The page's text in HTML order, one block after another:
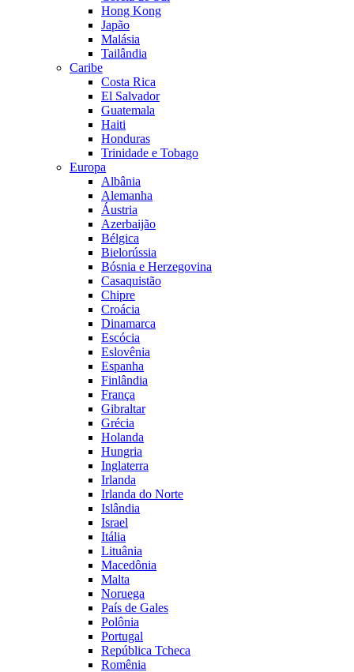
Hong Kong
Japão
Malásia
Tailândia
Caribe
Costa Rica
El Salvador
Guatemala
Haiti
Honduras
Trinidade e Tobago
Europa
Albânia
Alemanha
Áustria
Azerbaijão
Bélgica
Bielorússia
Bósnia e Herzegovina
Casaquistão
Chipre
Croácia
Dinamarca
Escócia
Eslovênia
Espanha
Finlândia
França
Gibraltar
Grécia
Holanda
Hungria
Inglaterra
Irlanda
Irlanda do Norte
Islândia
Israel
Itália
Lituânia
Macedônia
Malta
Noruega
País de Gales
Polônia
Portugal
República Tcheca
Romênia